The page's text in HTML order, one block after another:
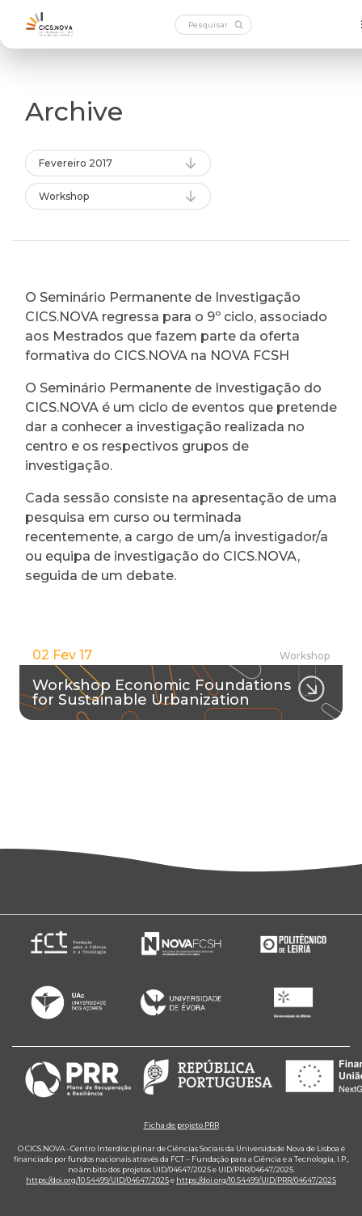
Archive
Fevereiro 2017
Workshop
O Seminário Permanente de Investigação
CICS.NOVA regressa para o 9º ciclo, associado
aos Mestrados que fazem parte da oferta
formativa do CICS.NOVA na NOVA FCSH
O Seminário Permanente de Investigação do
CICS.NOVA é um ciclo de eventos que pretende
dar a conhecer a investigação realizada no
centro e os respectivos grupos de
investigação.
Cada sessão consiste na apresentação de uma
pesquisa em curso ou terminada
recentemente, a cargo de um/a investigador/a
ou equipa de investigação do CICS.NOVA,
seguida de um debate.
02 Fev 17 Workshop
Workshop Economic Foundations
for Sustainable Urbanization
Ficha de projeto PRR
O CICS.NOVA - Centro Interdisciplinar de Ciências Sociais da Universidade Nova de Lisboa é
financiado por fundos nacionais através da FCT – Fundação para a Ciência e a Tecnologia, I.P.,
no âmbito dos projetos UID/04647/2025 e UID/PRR/04647/2025.
https://doi.org/10.54499/UID/04647/2025e https://doi.org/10.54499/UID/PRR/04647/2025